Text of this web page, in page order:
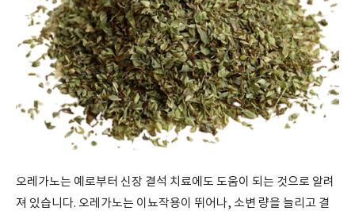
오레가노는 예로부터 신장 결석 치료에도 도움이 되는 것으로 알려
져 있습니다. 오레가노는 이뇨작용이 뛰어나, 소변 량을 늘리고 결